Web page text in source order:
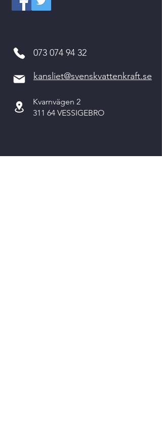
073 074 94 32
kansliet@svenskvattenkraft.se
Kvarnvägen 2
311 64 VESSIGEBRO